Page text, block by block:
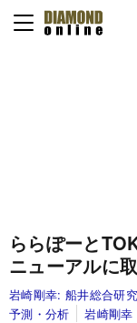
ららぽーと
ニューアルに
岩崎剛幸: 船井総合研
予測・分析
岩崎剛幸